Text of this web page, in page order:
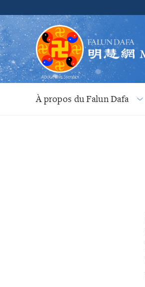
À propos du Falun Dafa